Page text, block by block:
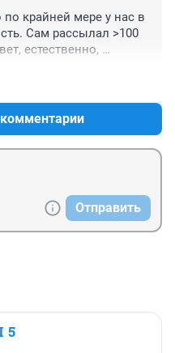
крайней мере у нас в
Сам рассылал >100
естественно,
Убедился в этом
стороны. Бегло
моменты --
то привлечет
фамилия),
Если она не
/ телефон быстро
-- резюме
подразделения, а
Отправить
5